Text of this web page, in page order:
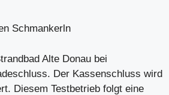
Schmankerln
Alte Donau bei
Der Kassenschluss wird
Diesem Testbetrieb folgt eine